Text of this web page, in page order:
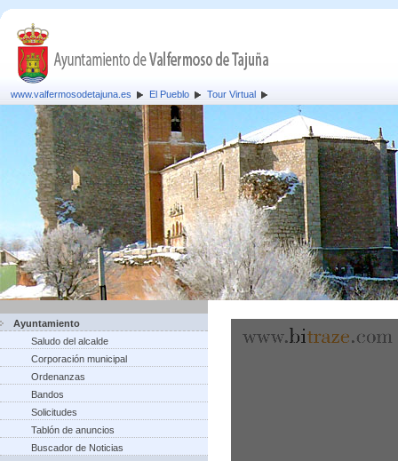
www.valfermosodetajuna.es El Pueblo Tour Virtual
Ayuntamiento
Saludo del alcalde
Corporación municipal
Ordenanzas
Bandos
Solicitudes
Tablón de anuncios
Buscador de Noticias